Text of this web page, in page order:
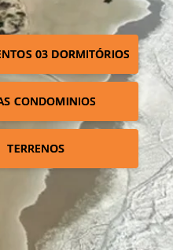
03 DORMITÓRIOS
CONDOMINIOS
TERRENOS